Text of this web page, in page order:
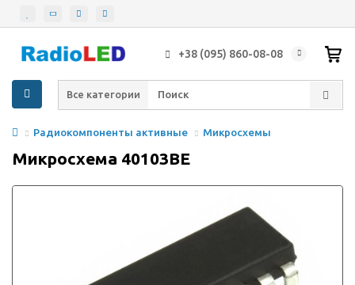
+38 (095) 860-08-08
Все категории
Радиокомпоненты активные Микросхемы
Микросхема 40103BE